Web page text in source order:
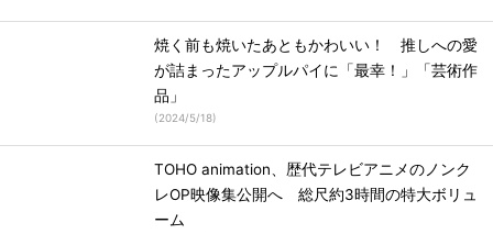
焼く前も焼いたあともかわいい！ 推しへの愛
が詰まったアップルパイに「最幸！」「芸術作
品」
(2024/5/18)
TOHO animation、歴代テレビアニメのノンク
レOP映像集公開へ 総尺約3時間の特大ボリュ
ーム